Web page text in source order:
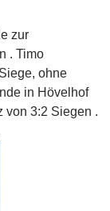
zur
. Timo
ohne
in Hövelhof
von 3:2 Siegen .